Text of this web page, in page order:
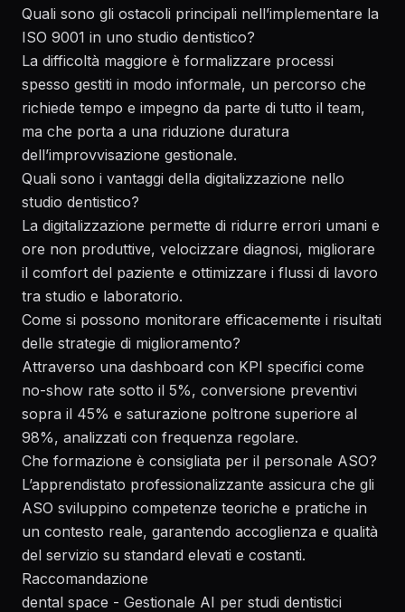
Quali sono gli ostacoli principali nell’implementare la
ISO 9001 in uno studio dentistico?
La difficoltà maggiore è formalizzare processi
spesso gestiti in modo informale, un percorso che
richiede tempo e impegno da parte di tutto il team,
ma che porta a una riduzione duratura
dell’improvvisazione gestionale.
Quali sono i vantaggi della digitalizzazione nello
studio dentistico?
La digitalizzazione permette di ridurre errori umani e
ore non produttive, velocizzare diagnosi, migliorare
il comfort del paziente e ottimizzare i flussi di lavoro
tra studio e laboratorio.
Come si possono monitorare efficacemente i risultati
delle strategie di miglioramento?
Attraverso una dashboard con KPI specifici come
no-show rate sotto il 5%, conversione preventivi
sopra il 45% e saturazione poltrone superiore al
98%, analizzati con frequenza regolare.
Che formazione è consigliata per il personale ASO?
L’apprendistato professionalizzante assicura che gli
ASO sviluppino competenze teoriche e pratiche in
un contesto reale, garantendo accoglienza e qualità
del servizio su standard elevati e costanti.
Raccomandazione
dental space - Gestionale AI per studi dentistici